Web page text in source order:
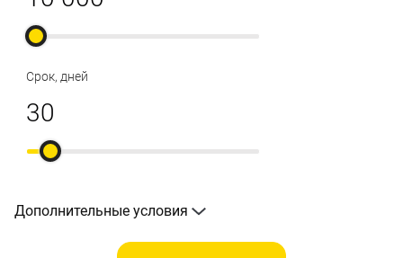
Срок, дней
Дополнительные условия